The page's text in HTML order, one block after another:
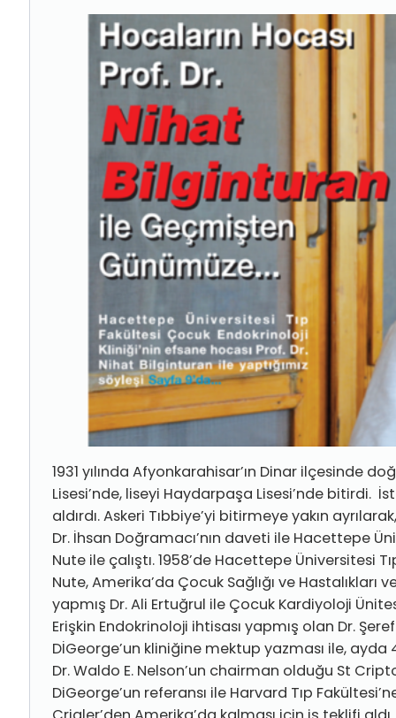
1931 yılında Afyonkarahisar’ın Dinar ilçesinde
Lisesi’nde, liseyi Haydarpaşa Lisesi’nde bitirdi.
aldırdı. Askeri Tıbbiye’yi bitirmeye yakın
Dr. İhsan Doğramacı’nın daveti ile Hacettepe
Nute ile çalıştı. 1958’de Hacettepe Üniversitesi
Nute, Amerika’da Çocuk Sağlığı ve
yapmış Dr. Ali Ertuğrul ile Çocuk Kardiyoloji
Erişkin Endokrinoloji ihtisası yapmış olan Dr.
DİGeorge’un kliniğine mektup yazması ile, ayda
Dr. Waldo E. Nelson’un chairman olduğu St
DiGeorge’un referansı ile Harvard Tıp